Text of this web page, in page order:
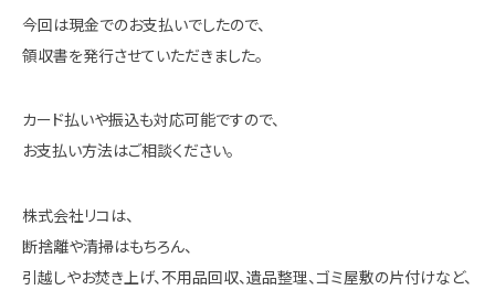
今回は現金でのお支払いでしたので、
領収書を発行させていただきました。
カード払いや振込も対応可能ですので、
お支払い方法はご相談ください。
株式会社リコは、
断捨離や清掃はもちろん、
引越しやお焚き上げ、不用品回収、遺品整理、ゴミ屋敷の片付けなど、